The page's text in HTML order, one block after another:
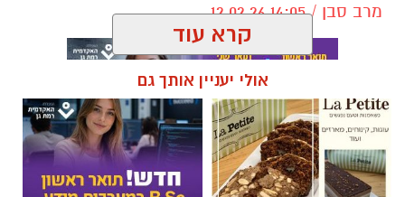
מרב סבן / 14:05 12.02.26
הורות, חינו, הצבת גבולות
קרא עוד
אולי יעניין אותך גם